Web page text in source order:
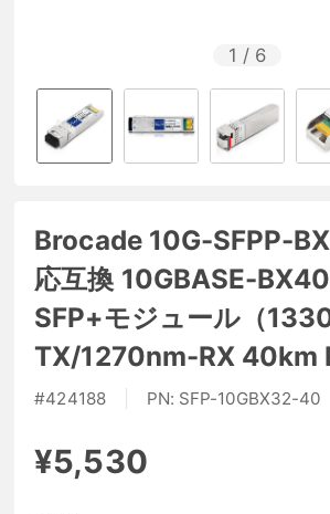
1 / 6
Brocade 10G-SFPP-
応互換 10GBASE-
SFP+モジュール（
TX/1270nm-RX 40km
#424188 PN: SFP-10GBX32-40
¥5,530